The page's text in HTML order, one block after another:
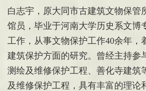
白志宇，原大同市古建筑文物保管
馆员，毕业于河南大学历史系文博
工作，从事文物保护工作40余年，
建筑保护方面的研究。曾经主持参
测绘及维修保护工程、善化寺建筑
及维修保护工程，具有丰富的理论